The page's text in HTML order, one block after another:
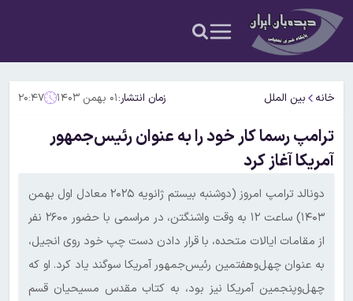
خانه بین الملل زمان انتشار:۰۱ بهمن ۱۴۰۳ ۲۰:۴۷
ترامپ رسما کار خود را به عنوان رئیس‌جمهور
آمریکا آغاز کرد
دونالد ترامپ امروز (دوشنبه بیستم ژانویه ۲۰۲۵ معادل اول بهمن
۱۴۰۳) ساعت ۱۲ به وقت واشنگتن، در مراسمی با حضور ۲۶۰۰ نفر
از مقامات ایالات متحده، با قرار دادن دست چپ خود روی انجیل،
به عنوان چهل‌وهفتمین رئیس‌جمهور آمریکا سوگند یاد کرد. او که
چهل‌وپنجمین آمریکا نیز بود، به کتاب مقدس مسیحیان قسم